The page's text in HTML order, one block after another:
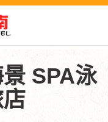
SPA泳